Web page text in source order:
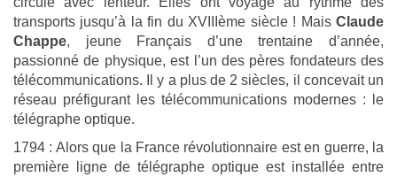
transports jusqu’à la fin du XVIIIème siècle ! Mais Claude
Chappe, jeune Français d’une trentaine d’année,
passionné de physique, est l’un des pères fondateurs des
télécommunications. Il y a plus de 2 siècles, il concevait un
réseau préfigurant les télécommunications modernes : le
télégraphe optique.
1794 : Alors que la France révolutionnaire est en guerre, la
première ligne de télégraphe optique est installée entre